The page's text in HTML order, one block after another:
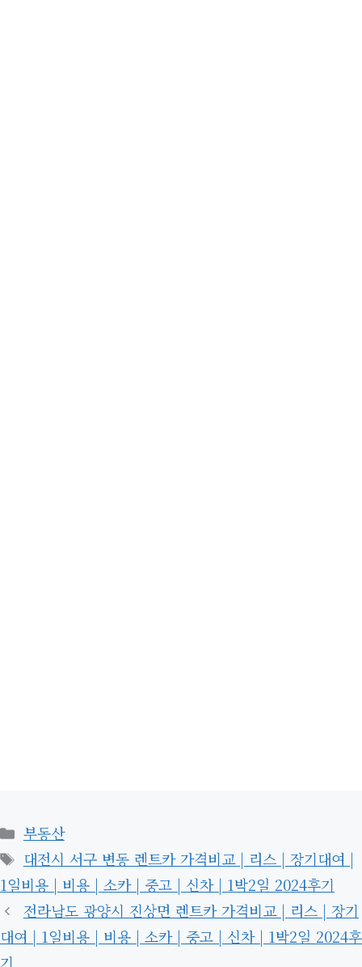
카
테
고
리
부동산
태
그
대전시 서구 변동 렌트카 가격비교 | 리스 | 장기대여 |
1일비용 | 비용 | 소카 | 중고 | 신차 | 1박2일 2024후기
전라남도 광양시 진상면 렌트카 가격비교 | 리스 | 장기
대여 | 1일비용 | 비용 | 소카 | 중고 | 신차 | 1박2일 2024후
기